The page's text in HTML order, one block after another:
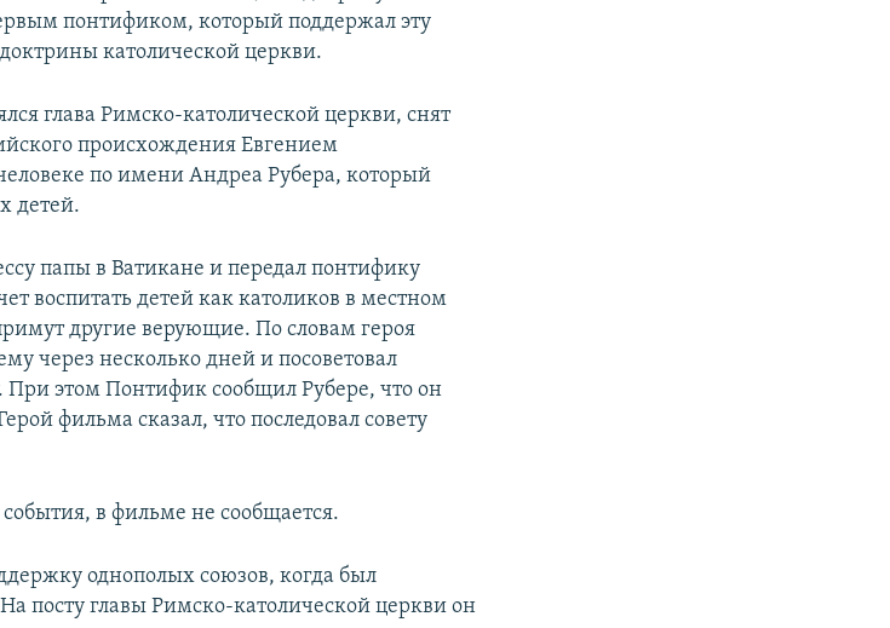
понтификом, который поддержал эту
католической церкви.
глава Римско-католической церкви, снят
происхождения Евгением
по имени Андреа Рубера, который
детей.
папы в Ватикане и передал понтифику
воспитать детей как католиков в местном
другие верующие. По словам героя
через несколько дней и посоветовал
При этом Понтифик сообщил Рубере, что он
фильма сказал, что последовал совету
в фильме не сообщается.
однополых союзов, когда был
посту главы Римско-католической церкви он